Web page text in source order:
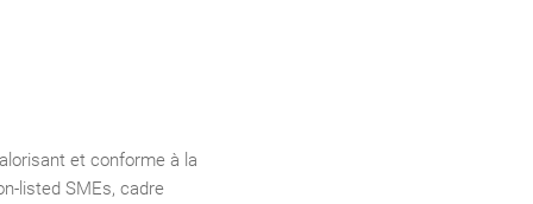
et conforme à la
listed SMEs, cadre